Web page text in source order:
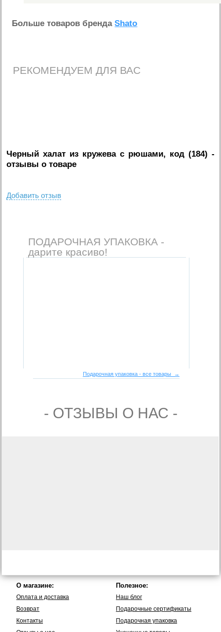
Больше товаров брендаShato
РЕКОМЕНДУЕМ ДЛЯ ВАС
Черный халат из кружева с рюшами, код (184) -
отзывы о товаре
Добавить отзыв
ПОДАРОЧНАЯ УПАКОВКА -
дарите красиво!
Подарочная упаковка - все товары →
- ОТЗЫВЫ О НАС -
О магазине:
Оплата и доставка
Возврат
Контакты
Полезное:
Наш блог
Подарочные сертификаты
Подарочная упаковка